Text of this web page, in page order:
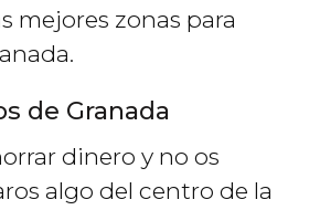
mejores zonas para
de Granada
dinero y no os
algo del centro de la